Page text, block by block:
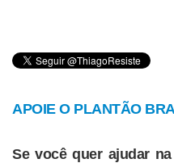
APOIE O PLANTÃO
Se você quer ajudar